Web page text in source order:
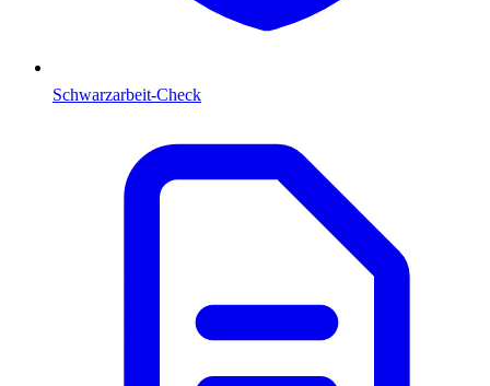
Schwarzarbeit-Check